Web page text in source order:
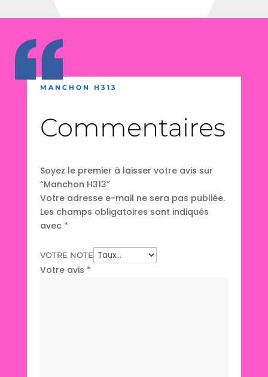
MANCHON H313
Commentaires
Soyez le premier à laisser votre avis sur
“Manchon H313”
Votre adresse e-mail ne sera pas publiée.
Les champs obligatoires sont indiqués
avec *
VOTRE NOTE
Votre avis *